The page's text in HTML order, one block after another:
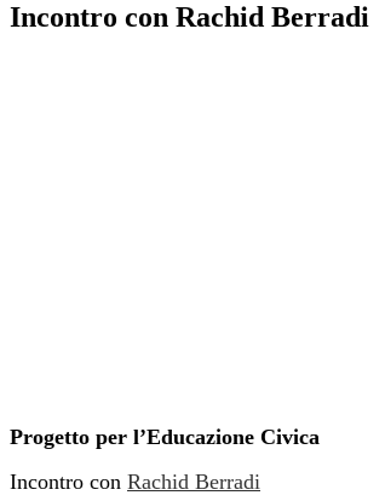
Incontro con Rachid Berradi
Progetto per l’Educazione Civica
Incontro con Rachid Berradi